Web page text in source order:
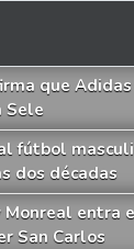
que
Sele
fútbol
dos décadas
Monreal entra
San Carlos